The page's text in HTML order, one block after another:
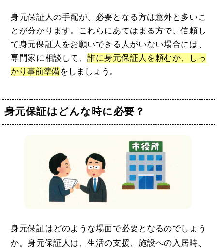
身元保証人の手配が、必要となる方は意外と多いこ
とが分かります。これらにあてはまる方で、信頼し
て身元保証人をお願いできる人がいない場合には、
専門家に相談して、誰に身元保証人を頼むか、しっ
かり事前準備をしましょう。
身元保証はどんな時に必要？
身元保証はどのような場面で必要となるのでしょう
か。身元保証人は、生活の支援、施設への入居時、